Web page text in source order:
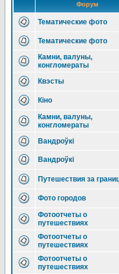
Форум
Тематические фото
Тематические фото
Камни, валуны,
конгломераты
Квэсты
Кіно
Камни, валуны,
конгломераты
Вандроўкі
Вандроўкі
Путешествия за
Фото городов
Фотоотчеты о
путешествиях
Фотоотчеты о
путешествиях
Фотоотчеты о
путешествиях